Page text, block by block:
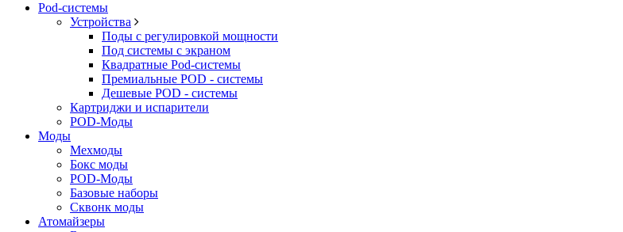
Pod-системы
Устройства
Поды с регулировкой мощности
Под системы с экраном
Квадратные Pod-системы
Премиальные POD - системы
Дешевые POD - системы
Картриджи и испарители
POD-Моды
Моды
Мехмоды
Бокс моды
POD-Моды
Базовые наборы
Сквонк моды
Атомайзеры